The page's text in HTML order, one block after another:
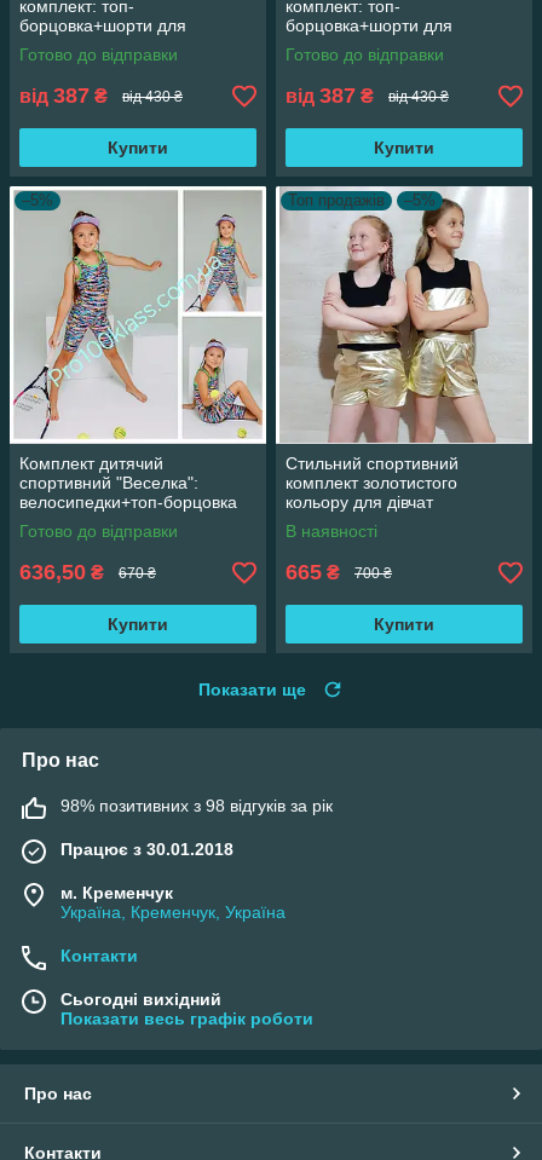
комплект: топ-
борцовка+шорти для
художньої гімнастики,
акробатики і ритміки
Готово до відправки
від 387 ₴ від 430 ₴
Купити
комплект: топ-
борцовка+шорти для
художньої гімнастики,
акробатики і ритміки
Готово до відправки
від 387 ₴ від 430 ₴
Купити
–5%
Комплект дитячий
спортивний "Веселка":
велосипедки+топ-борцовка
Готово до відправки
636,50 ₴ 670 ₴
Купити
Топ продажів –5%
Стильний спортивний
комплект золотистого
кольору для дівчат
В наявності
665 ₴ 700 ₴
Купити
Показати ще
Про нас
98% позитивних з 98 відгуків за рік
Працює з 30.01.2018
м. Кременчук
Україна, Кременчук, Україна
Контакти
Сьогодні вихідний
Показати весь графік роботи
Про нас
Контакти